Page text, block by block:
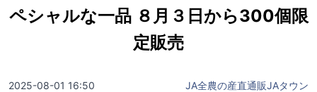
ペシャルな一品 ８月３日から300個限
定販売
2025-08-01 16:50 JA全農の産直通販JAタウン